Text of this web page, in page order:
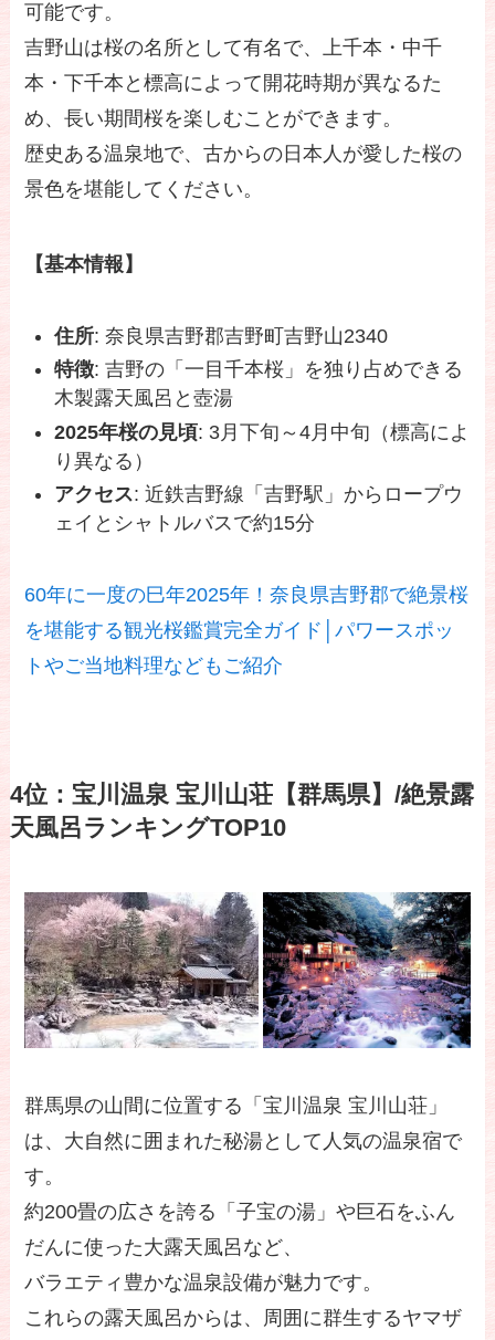
可能です。
吉野山は桜の名所として有名で、上千本・中千
本・下千本と標高によって開花時期が異なるた
め、長い期間桜を楽しむことができます。
歴史ある温泉地で、古からの日本人が愛した桜の
景色を堪能してください。
【基本情報】
住所: 奈良県吉野郡吉野町吉野山2340
特徴: 吉野の「一目千本桜」を独り占めできる
木製露天風呂と壺湯
2025年桜の見頃: 3月下旬～4月中旬（標高によ
り異なる）
アクセス: 近鉄吉野線「吉野駅」からロープウ
ェイとシャトルバスで約15分
60年に一度の巳年2025年！奈良県吉野郡で絶景桜
を堪能する観光桜鑑賞完全ガイド│パワースポッ
トやご当地料理などもご紹介
4位：宝川温泉 宝川山荘【群馬県】/絶景露
天風呂ランキングTOP10
群馬県の山間に位置する「宝川温泉 宝川山荘」
は、大自然に囲まれた秘湯として人気の温泉宿で
す。
約200畳の広さを誇る「子宝の湯」や巨石をふん
だんに使った大露天風呂など、
バラエティ豊かな温泉設備が魅力です。
これらの露天風呂からは、周囲に群生するヤマザ